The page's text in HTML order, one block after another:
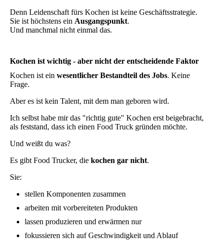
Denn Leidenschaft fürs Kochen ist keine Geschäftsstrategie.
Sie ist höchstens ein Ausgangspunkt.
Und manchmal nicht einmal das.
Kochen ist wichtig - aber nicht der entscheidende Faktor
Kochen ist ein wesentlicher Bestandteil des Jobs. Keine
Frage.
Aber es ist kein Talent, mit dem man geboren wird.
Ich selbst habe mir das "richtig gute" Kochen erst beigebracht,
als feststand, dass ich einen Food Truck gründen möchte.
Und weißt du was?
Es gibt Food Trucker, die kochen gar nicht.
Sie:
stellen Komponenten zusammen
arbeiten mit vorbereiteten Produkten
lassen produzieren und erwärmen nur
fokussieren sich auf Geschwindigkeit und Ablauf